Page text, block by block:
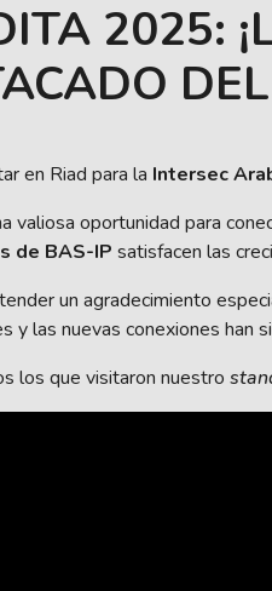
2025:
en Riad para la Intersec
valiosa oportunidad para
de BAS-IP satisfacen las
un agradecimiento
y las nuevas conexiones han
los que visitaron nuestro